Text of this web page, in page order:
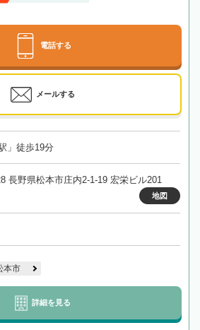
電話する
メールする
」徒歩19分
長野県松本市庄内2-1-19 宏栄ビル201
地図
本市
詳細を見る